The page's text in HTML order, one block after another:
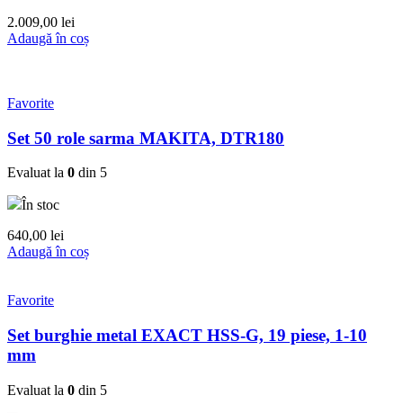
2.009,00 lei
Adaugă în coș
Favorite
Set 50 role sarma MAKITA, DTR180
Evaluat la 0 din 5
În stoc
640,00 lei
Adaugă în coș
Favorite
Set burghie metal EXACT HSS-G, 19 piese, 1-10
mm
Evaluat la 0 din 5